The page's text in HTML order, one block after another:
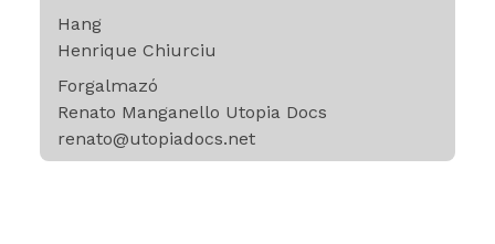
Hang
Henrique Chiurciu
Forgalmazó
Renato Manganello Utopia Docs
renato@utopiadocs.net